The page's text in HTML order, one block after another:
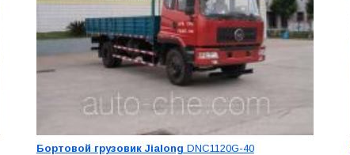
Бортовой грузовик Jialong DNC1120G-40